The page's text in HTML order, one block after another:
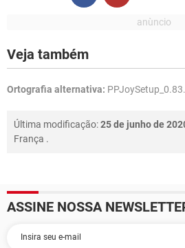
Veja também
Ortografia alternativa:
Última modificação:25 de junho de
França .
ASSINE NOSSA